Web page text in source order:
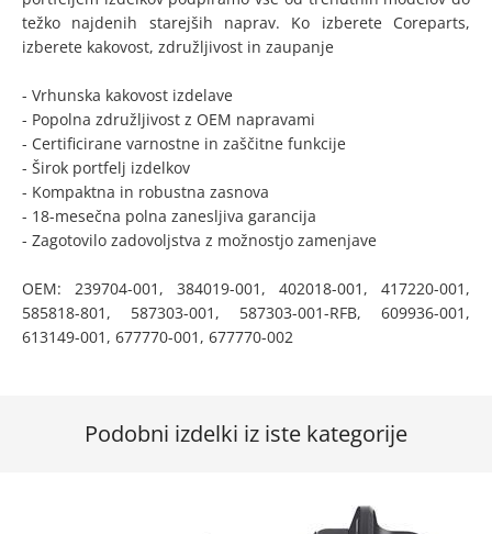
težko najdenih starejših naprav. Ko izberete Coreparts,
izberete kakovost, združljivost in zaupanje
- Vrhunska kakovost izdelave
- Popolna združljivost z OEM napravami
- Certificirane varnostne in zaščitne funkcije
- Širok portfelj izdelkov
- Kompaktna in robustna zasnova
- 18-mesečna polna zanesljiva garancija
- Zagotovilo zadovoljstva z možnostjo zamenjave
OEM: 239704-001, 384019-001, 402018-001, 417220-001,
585818-801, 587303-001, 587303-001-RFB, 609936-001,
613149-001, 677770-001, 677770-002
Podobni izdelki iz iste kategorije